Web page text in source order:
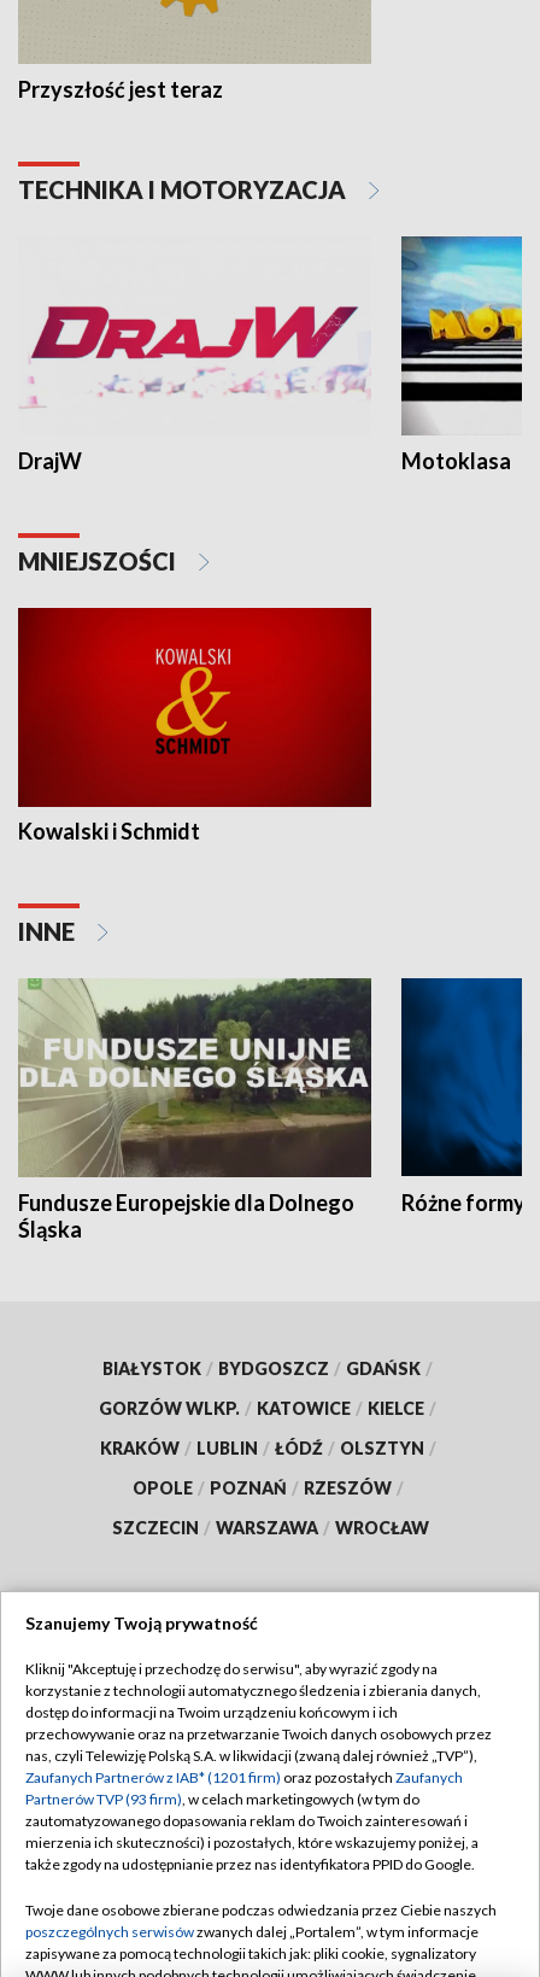
Przyszłość jest teraz
TECHNIKA I MOTORYZACJA
DrajW Motoklasa
MNIEJSZOŚCI
Kowalski i Schmidt
INNE
Fundusze Europejskie dla Dolnego
Śląska
Różne formy
BIAŁYSTOK / BYDGOSZCZ / GDAŃSK /
GORZÓW WLKP. / KATOWICE / KIELCE /
KRAKÓW / LUBLIN / ŁÓDŹ / OLSZTYN /
OPOLE / POZNAŃ / RZESZÓW /
SZCZECIN / WARSZAWA / WROCŁAW
TVP
Abonament TVP
Emisja w TVP
Centrum informacji TVP
Naziemna Telewizja Cyfrowa
Rada Programowa
System NOS
Regulamin TVP
Polityka prywatności
Moje zgody
Pomoc
Kontakt
Szanujemy Twoją prywatność
Kliknij "Akceptuję i przechodzę do serwisu", aby wyrazić zgody na
korzystanie z technologii automatycznego śledzenia i zbierania danych,
dostęp do informacji na Twoim urządzeniu końcowym i ich
przechowywanie oraz na przetwarzanie Twoich danych osobowych przez
nas, czyli Telewizję Polską S.A. w likwidacji (zwaną dalej również „TVP”),
Zaufanych Partnerów z IAB* (1201 firm) oraz pozostałych Zaufanych
Partnerów TVP (93 firm), w celach marketingowych (w tym do
zautomatyzowanego dopasowania reklam do Twoich zainteresowań i
mierzenia ich skuteczności) i pozostałych, które wskazujemy poniżej, a
także zgody na udostępnianie przez nas identyfikatora PPID do Google.
Twoje dane osobowe zbierane podczas odwiedzania przez Ciebie naszych
poszczególnych serwisówzwanych dalej „Portalem”, w tym informacje
zapisywane za pomocą technologii takich jak: pliki cookie, sygnalizatory